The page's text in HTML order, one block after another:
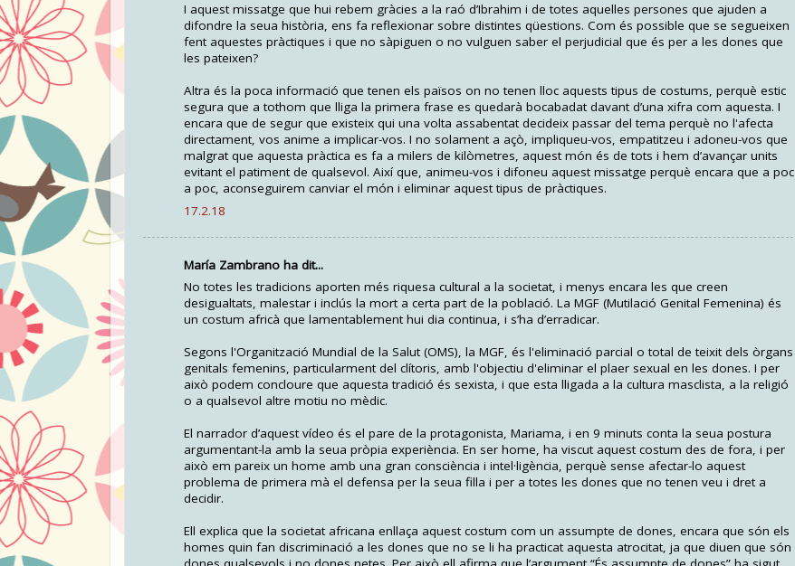
I aquest missatge que hui rebem gràcies a la raó d’Ibrahim i de totes aquelles persones que ajuden a
difondre la seua història, ens fa reflexionar sobre distintes qüestions. Com és possible que se segueixen
fent aquestes pràctiques i que no sàpiguen o no vulguen saber el perjudicial que és per a les dones que
les pateixen?
Altra és la poca informació que tenen els països on no tenen lloc aquests tipus de costums, perquè estic
segura que a tothom que lliga la primera frase es quedarà bocabadat davant d’una xifra com aquesta. I
encara que de segur que existeix qui una volta assabentat decideix passar del tema perquè no l'afecta
directament, vos anime a implicar-vos. I no solament a açò, impliqueu-vos, empatitzeu i adoneu-vos que
malgrat que aquesta pràctica es fa a milers de kilòmetres, aquest món és de tots i hem d’avançar units
evitant el patiment de qualsevol. Així que, animeu-vos i difoneu aquest missatge perquè encara que a poc
a poc, aconseguirem canviar el món i eliminar aquest tipus de pràctiques.
17.2.18
María Zambrano ha dit...
No totes les tradicions aporten més riquesa cultural a la societat, i menys encara les que creen
desigualtats, malestar i inclús la mort a certa part de la població. La MGF (Mutilació Genital Femenina) és
un costum africà que lamentablement hui dia continua, i s’ha d’erradicar.
Segons l'Organització Mundial de la Salut (OMS), la MGF, és l'eliminació parcial o total de teixit dels òrgans
genitals femenins, particularment del clítoris, amb l'objectiu d'eliminar el plaer sexual en les dones. I per
això podem concloure que aquesta tradició és sexista, i que esta lligada a la cultura masclista, a la religió
o a qualsevol altre motiu no mèdic.
El narrador d’aquest vídeo és el pare de la protagonista, Mariama, i en 9 minuts conta la seua postura
argumentant-la amb la seua pròpia experiència. En ser home, ha viscut aquest costum des de fora, i per
això em pareix un home amb una gran consciència i intel·ligència, perquè sense afectar-lo aquest
problema de primera mà el defensa per la seua filla i per a totes les dones que no tenen veu i dret a
decidir.
Ell explica que la societat africana enllaça aquest costum com un assumpte de dones, encara que són els
homes quin fan discriminació a les dones que no se li ha practicat aquesta atrocitat, ja que diuen que són